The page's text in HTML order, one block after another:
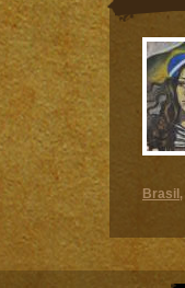
Brasil ,